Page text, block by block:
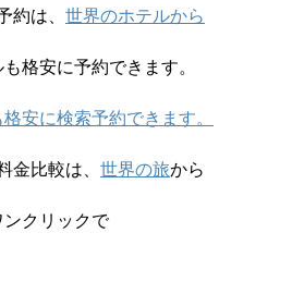
約は、 世界のホテルから
格安に予約できます。
安に検索予約できます。
金比較は、 世界の旅から
ンクリックで